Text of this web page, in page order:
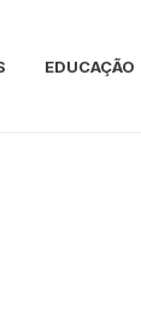
EDUCAÇÃO